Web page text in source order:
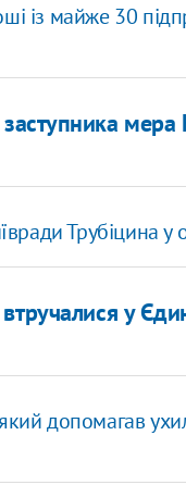
із майже 30
Трубіцина
у
допомагав